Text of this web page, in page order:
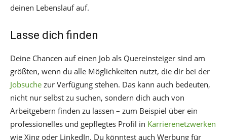
deinen Lebenslauf auf.
Lasse dich finden
Deine Chancen auf einen Job als Quereinsteiger sind am
größten, wenn du alle Möglichkeiten nutzt, die dir bei der
Jobsuche zur Verfügung stehen. Das kann auch bedeuten,
nicht nur selbst zu suchen, sondern dich auch von
Arbeitgebern finden zu lassen – zum Beispiel über ein
professionelles und gepflegtes Profil in Karrierenetzwerken
wie Xing oder LinkedIn. Du könntest auch Werbung für